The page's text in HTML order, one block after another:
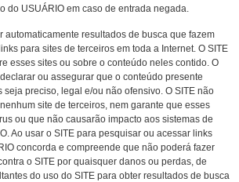
do USUÁRIO em caso de entrada negada.
automaticamente resultados de busca que fazem
para sites de terceiros em toda a Internet. O SITE
esses sites ou sobre o conteúdo neles contido. O
ou assegurar que o conteúdo presente
seja preciso, legal e/ou não ofensivo. O SITE não
site de terceiros, nem garante que esses
ou que não causarão impacto aos sistemas de
Ao usar o SITE para pesquisar ou acessar links
concorda e compreende que não poderá fazer
o SITE por quaisquer danos ou perdas, de
do uso do SITE para obter resultados de busca